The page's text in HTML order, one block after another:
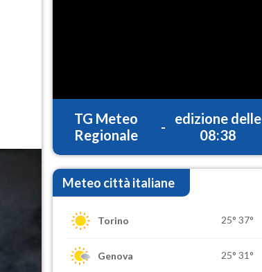
TG Meteo
Regionale
-
edizione delle
08:38
Meteo città italiane
Torino 25° 37°
Genova 25° 31°